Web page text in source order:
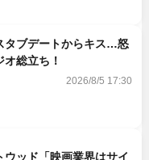
タブデートからキス…怒
総立ち！
2026/8/5 17:30
ウッド「映画業界はサイ